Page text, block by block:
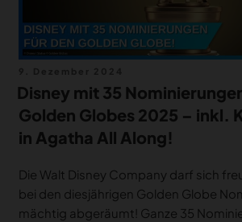
am
Disney mit 35
Golden Globes 2025 – inkl.
in Agatha All Along!
Die Walt Disney Company darf sich
bei den diesjährigen Golden Globe
mächtig abgeräumt! Ganze 35